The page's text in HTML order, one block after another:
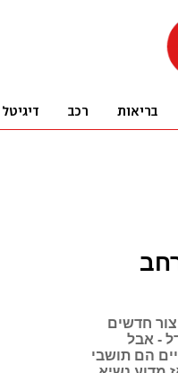
חדשים
- אבל
הם תושבי